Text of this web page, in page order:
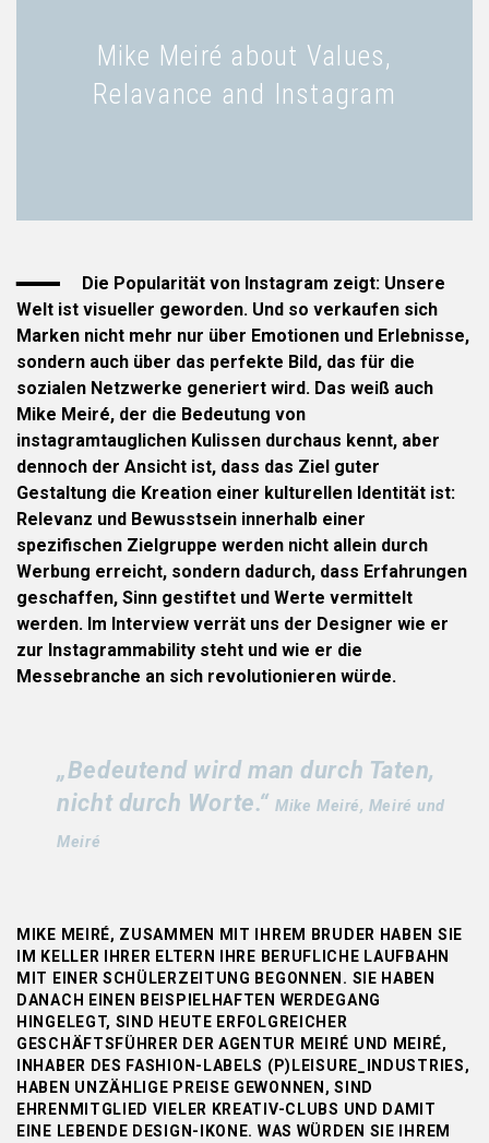
Mike Meiré about Values,
Relavance and Instagram
Die Popularität von Instagram zeigt: Unsere
Welt ist visueller geworden. Und so verkaufen sich
Marken nicht mehr nur über Emotionen und Erlebnisse,
sondern auch über das perfekte Bild, das für die
sozialen Netzwerke generiert wird. Das weiß auch
Mike Meiré, der die Bedeutung von
instagramtauglichen Kulissen durchaus kennt, aber
dennoch der Ansicht ist, dass das Ziel guter
Gestaltung die Kreation einer kulturellen Identität ist:
Relevanz und Bewusstsein innerhalb einer
spezifischen Zielgruppe werden nicht allein durch
Werbung erreicht, sondern dadurch, dass Erfahrungen
geschaffen, Sinn gestiftet und Werte vermittelt
werden. Im Interview verrät uns der Designer wie er
zur Instagrammability steht und wie er die
Messebranche an sich revolutionieren würde.
„Bedeutend wird man durch Taten,
nicht durch Worte.“Mike Meiré, Meiré und
Meiré
MIKE MEIRÉ, ZUSAMMEN MIT IHREM BRUDER HABEN SIE
IM KELLER IHRER ELTERN IHRE BERUFLICHE LAUFBAHN
MIT EINER SCHÜLERZEITUNG BEGONNEN. SIE HABEN
DANACH EINEN BEISPIELHAFTEN WERDEGANG
HINGELEGT, SIND HEUTE ERFOLGREICHER
GESCHÄFTSFÜHRER DER AGENTUR MEIRÉ UND MEIRÉ,
INHABER DES FASHION-LABELS (P)LEISURE_INDUSTRIES,
HABEN UNZÄHLIGE PREISE GEWONNEN, SIND
EHRENMITGLIED VIELER KREATIV-CLUBS UND DAMIT
EINE LEBENDE DESIGN-IKONE. WAS WÜRDEN SIE IHREM